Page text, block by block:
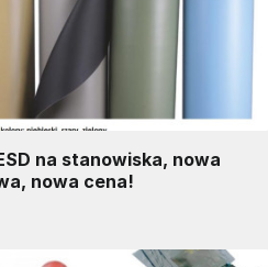
na stanowiska, nowa
nowa cena!